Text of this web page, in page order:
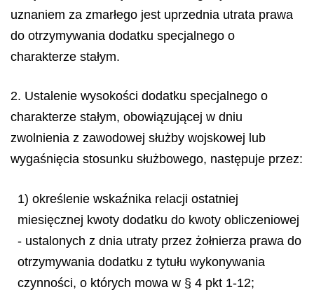
uznaniem za zmarłego jest uprzednia utrata prawa
do otrzymywania dodatku specjalnego o
charakterze stałym.
2. Ustalenie wysokości dodatku specjalnego o
charakterze stałym, obowiązującej w dniu
zwolnienia z zawodowej służby wojskowej lub
wygaśnięcia stosunku służbowego, następuje przez:
1) określenie wskaźnika relacji ostatniej
miesięcznej kwoty dodatku do kwoty obliczeniowej
- ustalonych z dnia utraty przez żołnierza prawa do
otrzymywania dodatku z tytułu wykonywania
czynności, o których mowa w § 4 pkt 1-12;